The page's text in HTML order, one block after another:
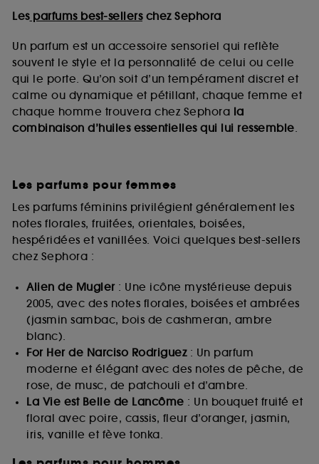
Lesparfums best-sellerschez Sephora
Un parfum est un accessoire sensoriel qui reflète
souvent le style et la personnalité de celui ou celle
qui le porte. Qu’on soit d’un tempérament discret et
calme ou dynamique et pétillant, chaque femme et
chaque homme trouvera chez Sephora la
combinaison d’huiles essentielles qui lui ressemble.
Les parfums pour femmes
Les parfums féminins privilégient généralement les
notes florales, fruitées, orientales, boisées,
hespéridées et vanillées. Voici quelques best-sellers
chez Sephora :
Alien de Mugler: Une icône mystérieuse depuis
2005, avec des notes florales, boisées et ambrées
(jasmin sambac, bois de cashmeran, ambre
blanc).
For Her de Narciso Rodriguez: Un parfum
moderne et élégant avec des notes de pêche, de
rose, de musc, de patchouli et d’ambre.
La Vie est Belle de Lancôme : Un bouquet fruité et
floral avec poire, cassis, fleur d’oranger, jasmin,
iris, vanille et fève tonka.